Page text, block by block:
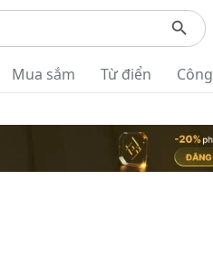
Mua sắm Từ điển